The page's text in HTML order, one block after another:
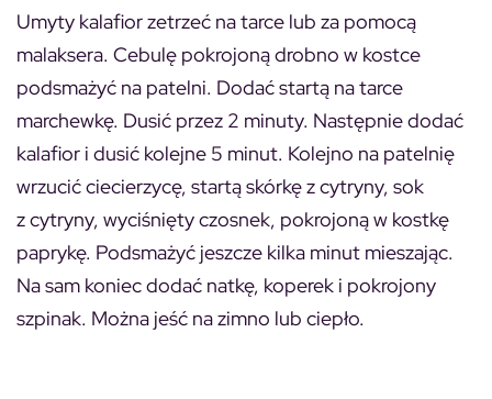
Umyty kalafior zetrzeć na tarce lub za pomocą
malaksera. Cebulę pokrojoną drobno w kostce
podsmażyć na patelni. Dodać startą na tarce
marchewkę. Dusić przez 2 minuty. Następnie dodać
kalafior i dusić kolejne 5 minut. Kolejno na patelnię
wrzucić ciecierzycę, startą skórkę z cytryny, sok
z cytryny, wyciśnięty czosnek, pokrojoną w kostkę
paprykę. Podsmażyć jeszcze kilka minut mieszając.
Na sam koniec dodać natkę, koperek i pokrojony
szpinak. Można jeść na zimno lub ciepło.